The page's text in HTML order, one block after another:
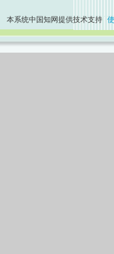
本系统中国知网提供技术支持